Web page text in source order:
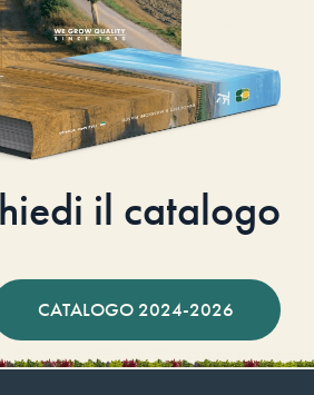
il catalogo
CATALOGO 2024-2026